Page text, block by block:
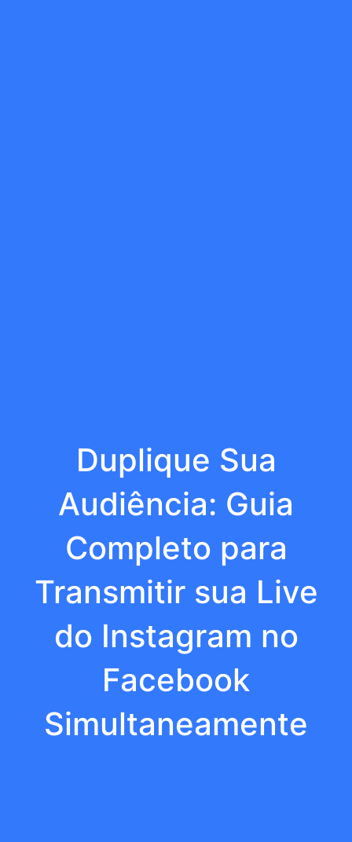
Duplique Sua
Audiência: Guia
Completo para
Transmitir sua Live
do Instagram no
Facebook
Simultaneamente